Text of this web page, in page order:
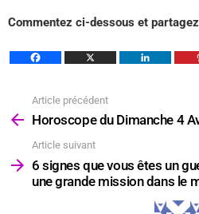
Commentez ci-dessous et
plus
Article précédent
Horoscope du Dimanche 4
Article suivant
6 signes que vous êtes un
une grande mission dans le